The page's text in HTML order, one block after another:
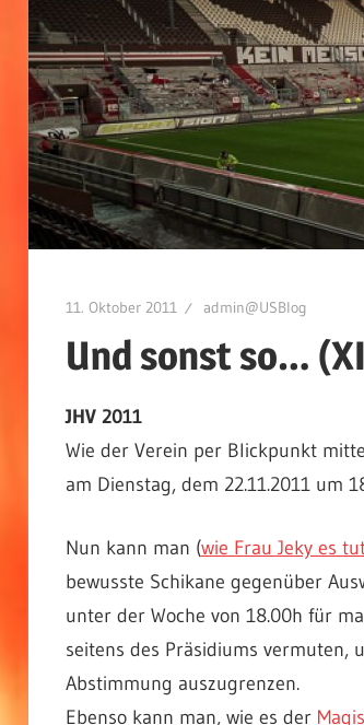
11. Oktober 2011 admin@USBlog
Und sonst so…
JHV 2011
Wie der Verein per Blickpunkt
am Dienstag, dem 22.11.2011 um
Nun kann man (wie Frau Jeky es
bewusste Schikane gegenüber
unter der Woche von 18.00h für
seitens des Präsidiums vermuten,
Abstimmung auszugrenzen.
Ebenso kann man, wie es der